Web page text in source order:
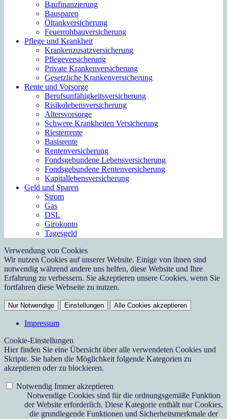
Baufinanzierung
Bausparen
Öltankversicherung
Feuerrohbauversicherung
Pflege und Krankheit
Krankenzusatzversicherung
Pflegeversicherung
Private Krankenversicherung
Gesetzliche Krankenversicherung
Rente und Vorsorge
Berufs­unfähigkeitsversicherung
Risikolebensversicherung
Altersvorsorge
Schwere Krankheiten Versicherung
Riesterrente
Basisrente
Rentenversicherung
Fondsgebundene Lebensversicherung
Fondsgebundene Rentenversicherung
Kapitallebensversicherung
Geld und Sparen
Strom
Gas
DSL
Girokonto
Tagesgeld
Verwendung von Cookies
Wir nutzen Cookies auf unserer Website. Einige von ihnen sind
notwendig während andere uns helfen, diese Website und Ihre
Erfahrung zu verbessern. Sie akzeptieren unsere Cookies, wenn Sie
fortfahren diese Webseite zu nutzen.
Nur Notwendige Einstellungen Alle Cookies akzeptieren
Impressum
Cookie-Einstellungen
Hier finden Sie eine Übersicht über alle verwendeten Cookies und
Skripte. Sie haben die Möglichkeit folgende Kategorien zu
akzeptieren oder zu blockieren.
Notwendig Immer akzeptieren
Notwendige Cookies sind für die ordnungsgemäße Funktion
der Website erforderlich. Diese Kategorie enthält nur Cookies,
die grundlegende Funktionen und Sicherheitsmerkmale der